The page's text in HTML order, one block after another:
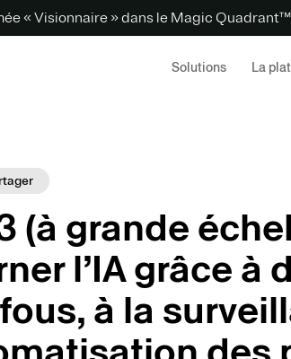
« Visionnaire » dans le Magic
Solutions La
(à grande
l’IA grâce à
à la